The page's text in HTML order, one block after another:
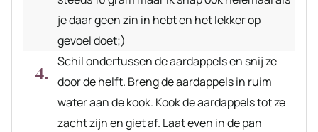
je daar geen zin in hebt en het lekker op
gevoel doet;)
Schil ondertussen de aardappels en snij ze
door de helft. Breng de aardappels in ruim
water aan de kook. Kook de aardappels tot ze
zacht zijn en giet af. Laat even in de pan